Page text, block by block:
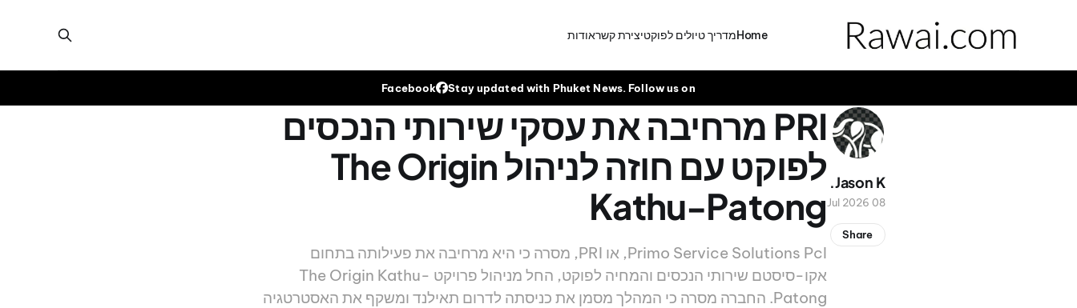
Homeמדריך טיולים לפוקטיצירת קשראודות
Stay updated with Phuket News. Follow us on
Facebook
PRI מרחיבה את עסקי שירותי הנכסים
לפוקט עם חוזה לניהול The Origin
Kathu-Patong
Primo Service Solutions Pcl, או PRI, מסרה כי היא מרחיבה את פעילותה בתחום
אקו-סיסטם שירותי הנכסים והמחיה לפוקט, החל מניהול פרויקט The Origin Kathu-
Patong. החברה מסרה כי המהלך מסמן את כניסתה לדרום תאילנד ומשקף את האסטרטגיה
Jason K.
08 Jul 2026
Share